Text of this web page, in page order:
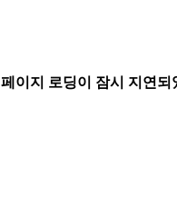
페이지 로딩이 잠시 지연